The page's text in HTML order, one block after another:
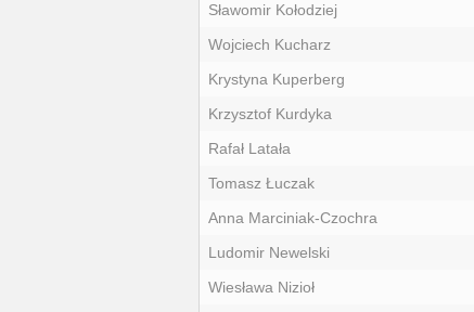
Sławomir Kołodziej
Wojciech Kucharz
Krystyna Kuperberg
Krzysztof Kurdyka
Rafał Latała
Tomasz Łuczak
Anna Marciniak-Czochra
Ludomir Newelski
Wiesława Nizioł